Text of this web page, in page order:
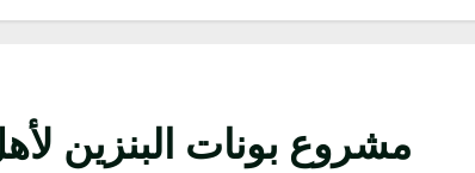
مشروع بونات البنزين